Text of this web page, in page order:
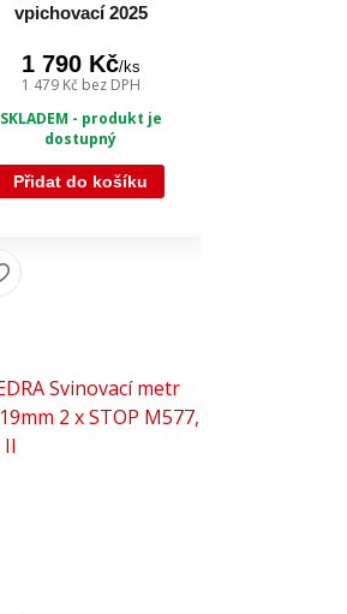
vpichovací 2025
1 790 Kč/ks
1 479 Kč bez DPH
SKLADEM - produkt je
dostupný
Přidat do košíku